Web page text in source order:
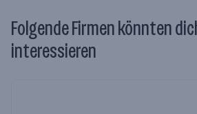
Folgende Firmen könnten
interessieren